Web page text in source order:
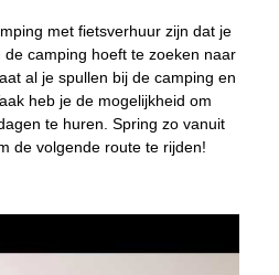
met fietsverhuur zijn dat je
camping hoeft te zoeken naar
al je spullen bij de camping en
heb je de mogelijkheid om
te huren. Spring zo vanuit
de volgende route te rijden!